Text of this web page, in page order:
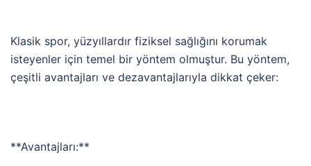
Klasik spor, yüzyıllardır fiziksel sağlığını korumak
isteyenler için temel bir yöntem olmuştur. Bu yöntem,
çeşitli avantajları ve dezavantajlarıyla dikkat çeker:
**Avantajları:**